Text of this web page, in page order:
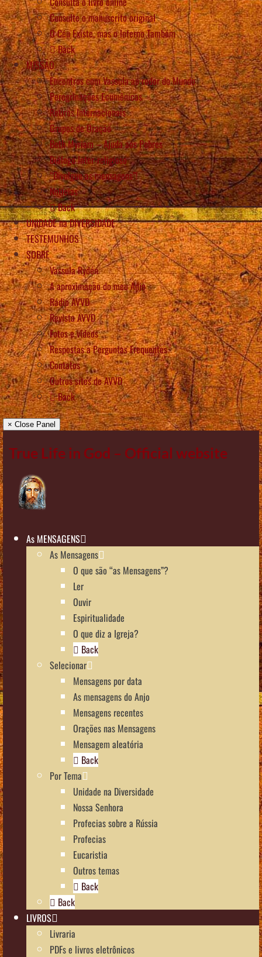
Consulte o manuscrito original
O Céu Existe, mas o Inferno Também
Back
MISSÃO
Encontros com Vassula ao redor do Mundo
Peregrinações Ecumênicas
Retiros Internacionais
Grupos de Oração
Beth Myriam – Ajuda aos Pobres
Diálogo Inter-religioso
“Divulgue as mensagens”!
Notícias
Back
UNIDADE na DIVERSIDADE
TESTEMUNHOS
SOBRE
Vassula Rydén
A aproximação do meu Anjo
Rádio AVVD
Revista AVVD
Fotos e vídeos
Respostas a Perguntas Frequentes
Contatos
Outros sítes de AVVD
Back
× Close Panel
True Life in God – Official website
As MENSAGENS
As Mensagens
O que são “as Mensagens”?
Ler
Ouvir
Espiritualidade
O que diz a Igreja?
Back
Selecionar
Mensagens por data
As mensagens do Anjo
Mensagens recentes
Orações nas Mensagens
Mensagem aleatória
Back
Por Tema
Unidade na Diversidade
Nossa Senhora
Profecias sobre a Rússia
Profecias
Eucaristia
Outros temas
Back
Back
LIVROS
Livraria
PDFs e livros eletrônicos